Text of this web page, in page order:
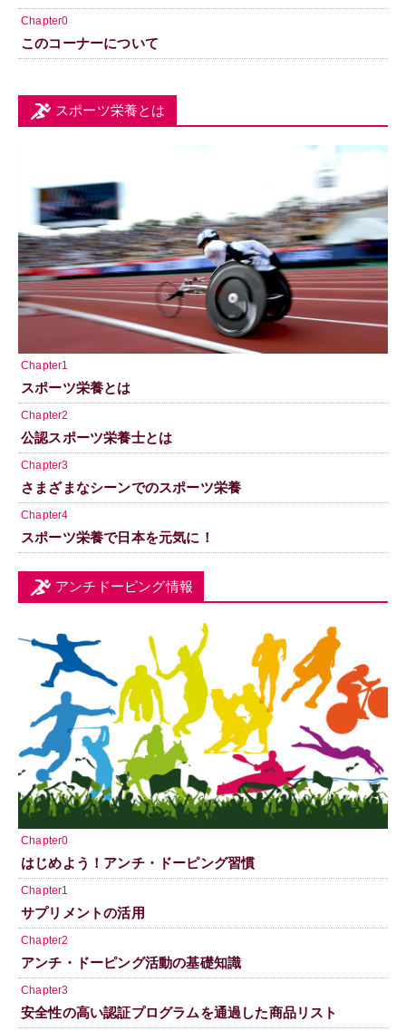
Chapter0
このコーナーについて
スポーツ栄養とは
Chapter1
スポーツ栄養とは
Chapter2
公認スポーツ栄養士とは
Chapter3
さまざまなシーンでのスポーツ栄養
Chapter4
スポーツ栄養で日本を元気に！
アンチドーピング情報
Chapter0
はじめよう！アンチ・ドーピング習慣
Chapter1
サプリメントの活用
Chapter2
アンチ・ドーピング活動の基礎知識
Chapter3
安全性の高い認証プログラムを通過した商品リスト